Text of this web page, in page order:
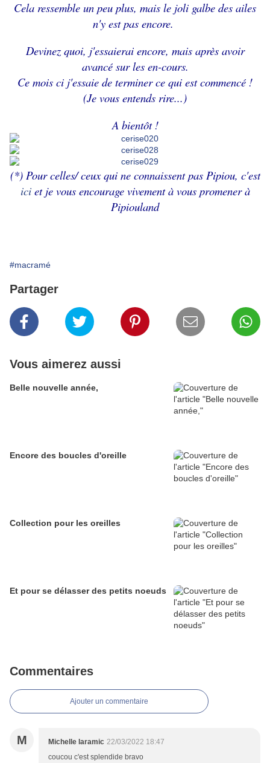
Cela ressemble un peu plus, mais le joli galbe des ailes
n'y est pas encore.
Devinez quoi, j'essaierai encore, mais après avoir
avancé sur les en-cours.
Ce mois ci j'essaie de terminer ce qui est commencé !
(Je vous entends rire...)
A bientôt !
(*) Pour celles/ ceux qui ne connaissent pas Pipiou, c'est
ici et je vous encourage vivement à vous promener à
Pipiouland
#macramé
Partager
Vous aimerez aussi
Belle nouvelle année,
Encore des boucles d'oreille
Collection pour les oreilles
Et pour se délasser des petits noeuds
Commentaires
Ajouter un commentaire
M Michelle laramic 22/03/2022 18:47
coucou c'est splendide bravo